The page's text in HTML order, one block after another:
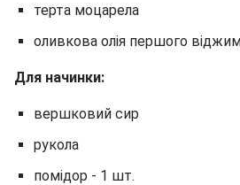
терта моцарела
оливкова олія першого
Для начинки:
вершковий сир
рукола
помідор - 1 шт.